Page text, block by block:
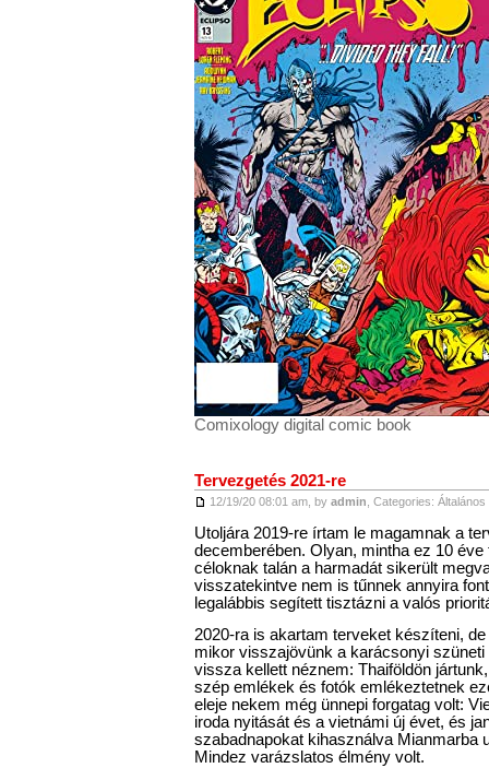
Comixology digital comic book
Tervezgetés 2021-re
12/19/20 08:01 am, by admin , Categories: Általános
Utoljára 2019-re írtam le magamnak a
decemberében. Olyan, mintha ez 10
céloknak talán a harmadát sikerült
visszatekintve nem is tűnnek annyira
legalábbis segített tisztázni a valós
2020-ra is akartam terveket készíteni,
mikor visszajövünk a karácsonyi
vissza kellett néznem: Thaiföldön
szép emlékek és fotók emlékeztetnek
eleje nekem még ünnepi forgatag volt:
iroda nyitását és a vietnámi új évet, és
szabadnapokat kihasználva Mianmarba
Mindez varázslatos élmény volt.